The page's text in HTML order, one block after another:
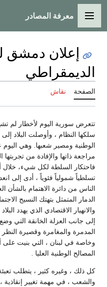
القائمة الرئيسية
معرفة المصادر
إعلان دمشق
الديمقراطي
الصفحة نقاش
تتعرض سورية اليوم لأخطار لم
سلكها النظام ، وأوصلت البلاد
الوطنية ومصير شعبها. وهي
مراجعة ذاتها والإفادة من
فاحتكار السلطة لكل شيء، خلال
تسلطياً شمولياً فئوياً ، أدى إلى
الناس من دائرة الاهتمام بالشأن
الدمار المتمثل بتهتك النسيج
والانهيار الاقتصادي الذي يهدد
إلى جانب العزلة الخانقة التي وضع
المدمرة والمغامرة وقصيرة
وخاصة في لبنان ، التي بنيت
المصالح الوطنية العليا .
كل ذلك ، وغيره كثير ، يتطلب
والشعب ، في مهمة تغيير إنقاذية ،